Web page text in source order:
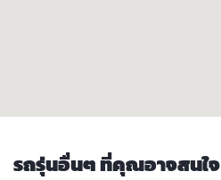
รถรุ่นอื่นๆ ที่คุณอาจสนใจ